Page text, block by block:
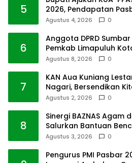
5
2026, Pendapatan
Agustus 4, 2026 0
6
Anggota DPRD
Pemkab Limapuluh
Agustus 8, 2026 0
7
KAN Aua Kuniang
Nagari, Bersendikan
Agustus 2, 2026 0
8
Sinergi BAZNAS Agam
Salurkan Bantuan
Agustus 3, 2026 0
Pengurus PMI Pasbar